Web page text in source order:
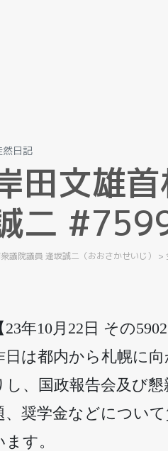
然日記
田文雄首
二 #759
議院議員 逢坂誠二（おおさかせいじ） >
23年10月22日 その
日は都内から札幌に
し、国政報告会及び
、奨学金などについ
ます。